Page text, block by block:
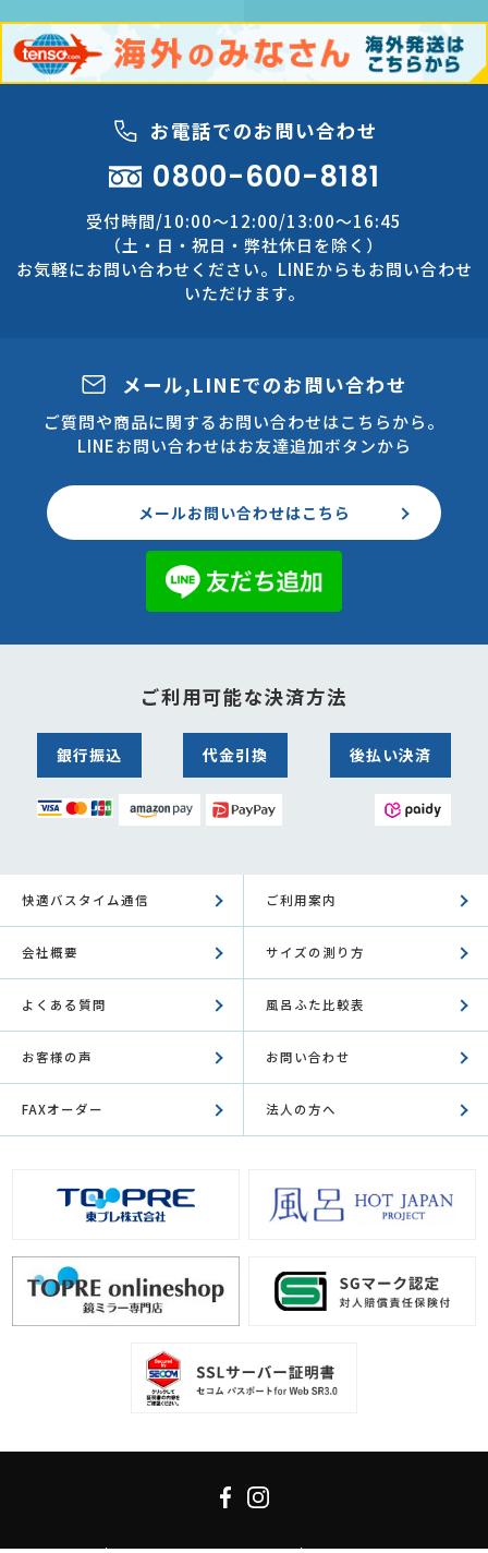
お電話でのお問い合わせ
0800-600-8181
受付時間/10:00～12:00/13:00～16:45
（土・日・祝日・弊社休日を除く）
お気軽にお問い合わせください。LINEからもお問い合わせ
いただけます。
メール,LINEでのお問い合わせ
ご質問や商品に関するお問い合わせはこちらから。
LINEお問い合わせはお友達追加ボタンから
メールお問い合わせはこちら
ご利用可能な決済方法
銀行振込 代金引換 後払い決済
快適バスタイム通信 ご利用案内
会社概要 サイズの測り方
よくある質問 風呂ふた比較表
お客様の声 お問い合わせ
FAXオーダー 法人の方へ